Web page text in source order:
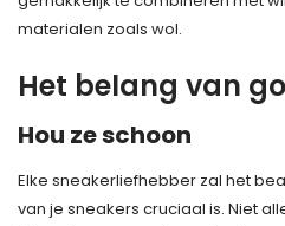
materialen zoals wol.
Het belang van
Hou ze schoon
Elke sneakerliefhebber zal het
van je sneakers cruciaal is. Niet